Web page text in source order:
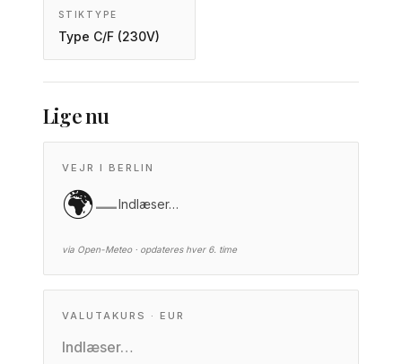
STIKTYPE
Type C/F (230V)
Lige nu
VEJR I BERLIN
🌍—Indlæser…
via Open-Meteo · opdateres hver 6. time
VALUTAKURS · EUR
Indlæser…